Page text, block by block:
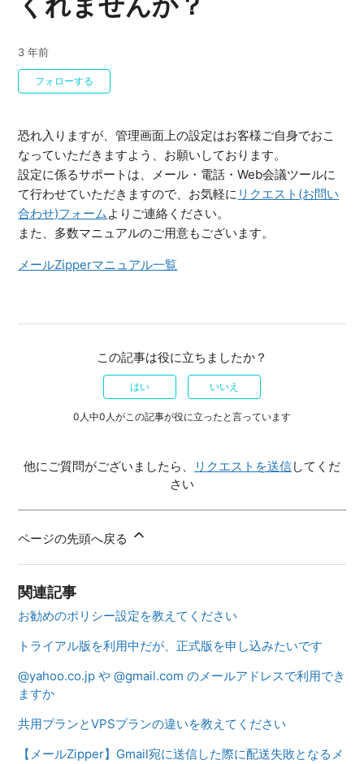
3 年前
フォローする
恐れ入りますが、管理画面上の設定はお客様ご自身でおこ
なっていただきますよう、お願いしております。
設定に係るサポートは、メール・電話・Web会議ツールに
て行わせていただきますので、お気軽に リクエスト(お問い
合わせ)フォームよりご連絡ください。
また、多数マニュアルのご用意もございます。
メールZipperマニュアル一覧
この記事は役に立ちましたか？
はい いいえ
0人中0人がこの記事が役に立ったと言っています
他にご質問がございましたら、 リクエストを送信してくだ
さい
ページの先頭へ戻る
関連記事
お勧めのポリシー設定を教えてください
トライアル版を利用中だが、正式版を申し込みたいです
@yahoo.co.jp や @gmail.com のメールアドレスで利用でき
ますか
共用プランとVPSプランの違いを教えてください
【メールZipper】Gmail宛に送信した際に配送失敗となるメ